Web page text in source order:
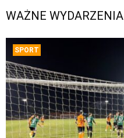
WAŻNE WYDARZENIA
SPORT